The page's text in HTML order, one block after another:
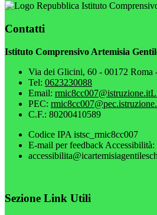
Istituto
Contatti
Istituto Comprensivo Artemisia
Via dei Glicini, 60 - 00172
Tel: 0623230088
Email: rmic8cc007@istruzione.it
PEC:
C.F.: 80200410589
Codice IPA istsc_rmic8cc007
E-mail per feedback Accessibilità:
Sezione Link Utili